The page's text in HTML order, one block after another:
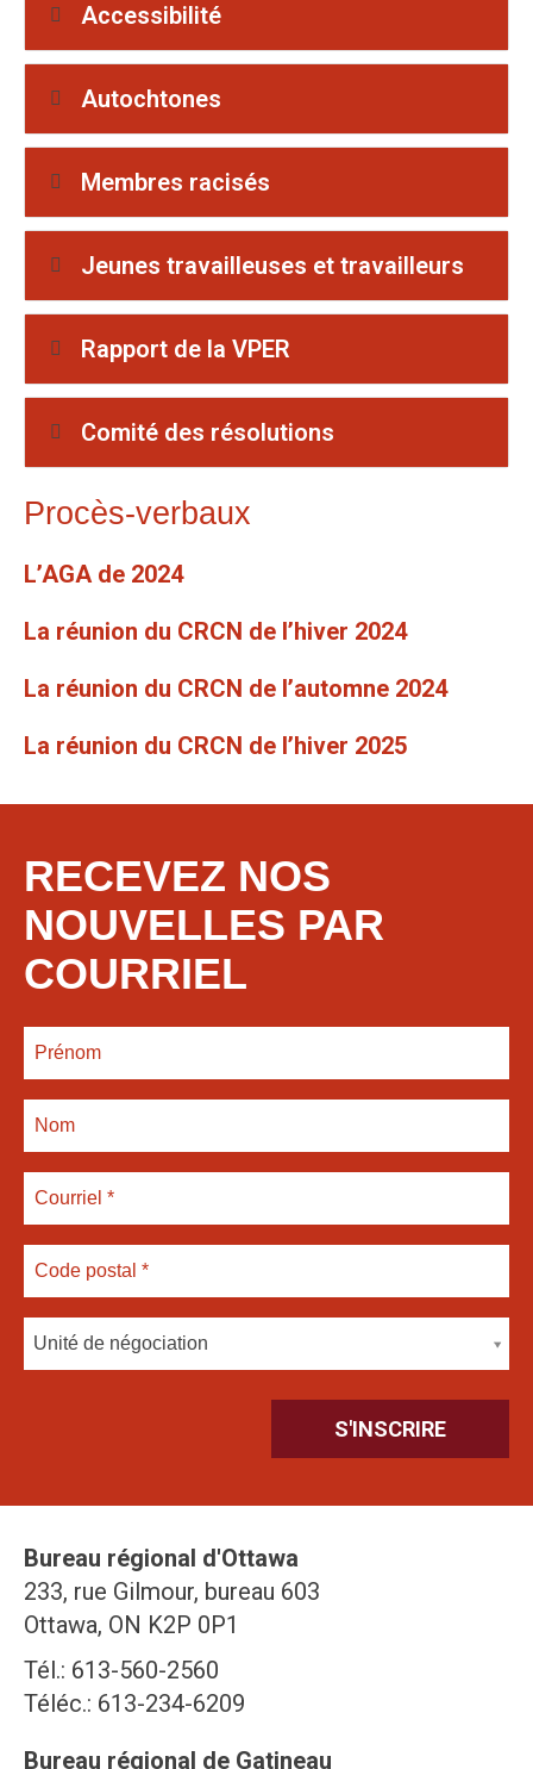
Accessibilité
Autochtones
Membres racisés
Jeunes travailleuses et travailleurs
Rapport de la VPER
Comité des résolutions
Procès-verbaux
L’AGA de 2024
La réunion du CRCN de l’hiver 2024
La réunion du CRCN de l’automne 2024
La réunion du CRCN de l’hiver 2025
RECEVEZ NOS
NOUVELLES PAR
COURRIEL
Unité de négociation
Bureau régional d'Ottawa
233, rue Gilmour, bureau 603
Ottawa, ON K2P 0P1
Tél.: 613-560-2560
Téléc.: 613-234-6209
Bureau régional de Gatineau